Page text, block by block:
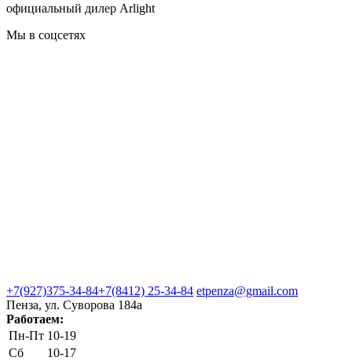
официальный дилер Arlight
Мы в соцсетях
+7(927)375-34-84+7(8412) 25-34-84 etpenza@gmail.com
Пенза, ул. Cуворова 184а
Работаем:
Пн-Пт 10-19
Сб
10-17